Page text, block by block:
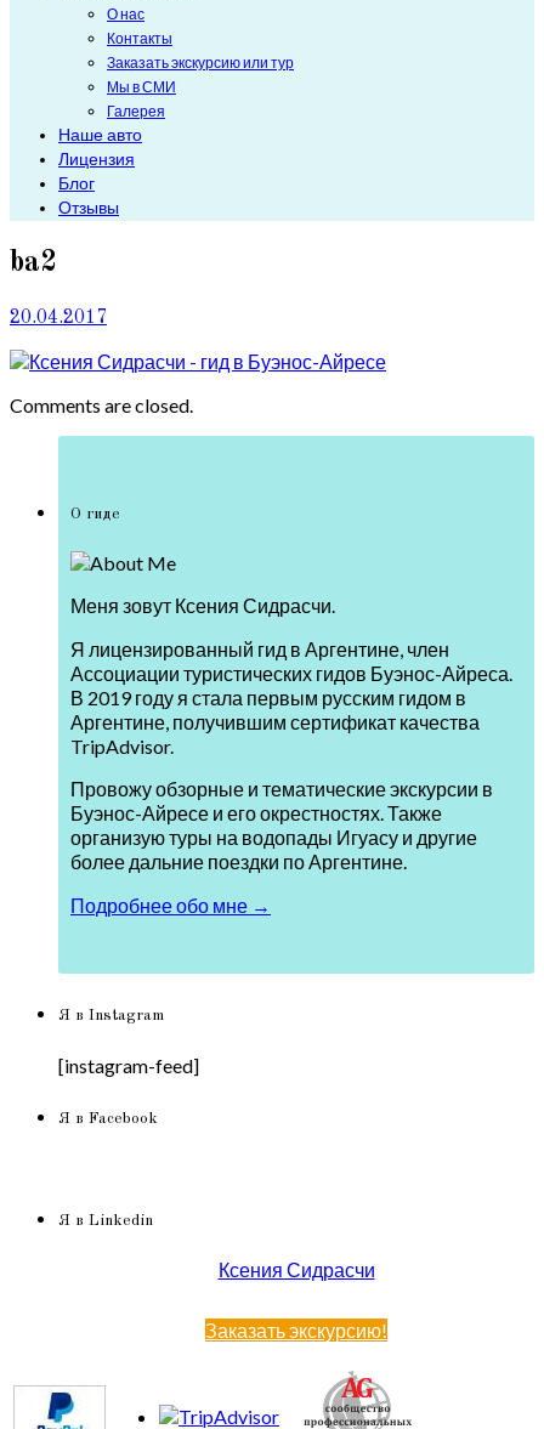
О нас
Контакты
Заказать экскурсию или тур
Мы в СМИ
Галерея
Наше авто
Лицензия
Блог
Отзывы
ba2
20.04.2017
Comments are closed.
О гиде
Меня зовут Ксения Сидрасчи.
Я лицензированный гид в Аргентине, член
Ассоциации туристических гидов Буэнос-Айреса.
В 2019 году я стала первым русским гидом в
Аргентине, получившим сертификат качества
TripAdvisor.
Провожу обзорные и тематические экскурсии в
Буэнос-Айресе и его окрестностях. Также
организую туры на водопады Игуасу и другие
более дальние поездки по Аргентине.
Подробнее обо мне →
Я в Instagram
[instagram-feed]
Я в Facebook
Я в Linkedin
Ксения Сидрасчи
Заказать экскурсию!